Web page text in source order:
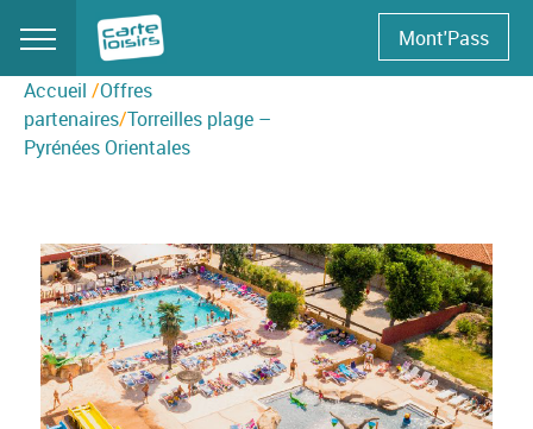
content
Mont'Pass
Accueil /Offres
partenaires/Torreilles plage –
Pyrénées Orientales